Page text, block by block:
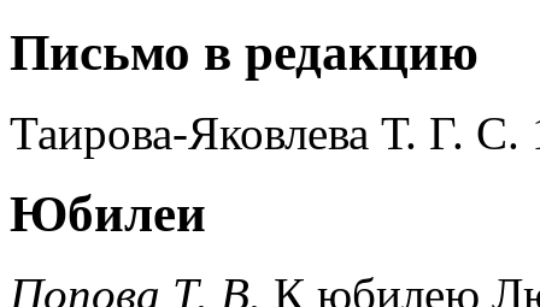
Письмо в редакцию
Таирова-Яковлева Т. Г.
Юбилеи
Попова Т. В. К юбилею